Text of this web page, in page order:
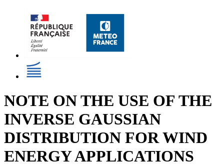
NOTE ON THE USE OF THE
INVERSE GAUSSIAN
DISTRIBUTION FOR WIND
ENERGY APPLICATIONS